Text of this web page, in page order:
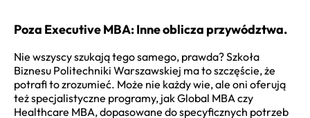
Poza Executive MBA: Inne oblicza przywództwa.
Nie wszyscy szukają tego samego, prawda? Szkoła
Biznesu Politechniki Warszawskiej ma to szczęście, że
potrafi to zrozumieć. Może nie każdy wie, ale oni oferują
też specjalistyczne programy, jak Global MBA czy
Healthcare MBA, dopasowane do specyficznych potrzeb